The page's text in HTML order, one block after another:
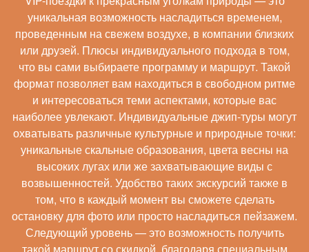
уникальная возможность насладиться временем,
проведенным на свежем воздухе, в компании близких
или друзей. Плюсы индивидуального подхода в том,
что вы сами выбираете программу и маршрут. Такой
формат позволяет вам находиться в свободном ритме
и интересоваться теми аспектами, которые вас
наиболее увлекают. Индивидуальные джип-туры могут
охватывать различные культурные и природные точки:
уникальные скальные образования, цвета весны на
высоких лугах или же захватывающие виды с
возвышенностей. Удобство таких экскурсий также в
том, что в каждый момент вы сможете сделать
остановку для фото или просто насладиться пейзажем.
Следующий уровень — это возможность получить